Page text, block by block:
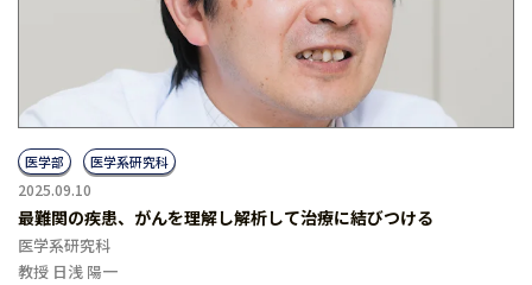
医学部 医学系研究科
2025.09.10
最難関の疾患、がんを理解し解析して治療に結びつける
医学系研究科
教授 日浅 陽一